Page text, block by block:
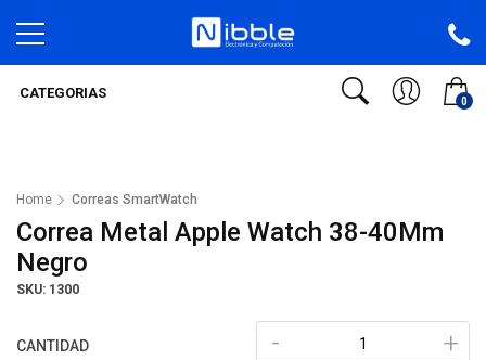
0
CATEGORIAS
Home Correas SmartWatch
Correa Metal Apple Watch 38-40Mm
Negro
SKU: 1300
CANTIDAD +
-